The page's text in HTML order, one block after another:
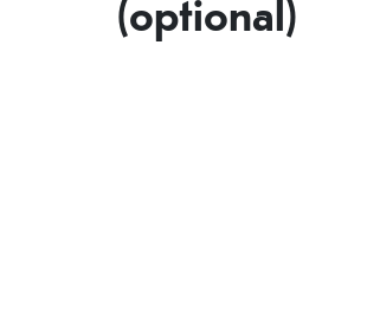
(optional)